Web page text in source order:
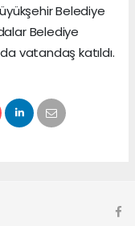
Belediye
Belediye
vatandaş katıldı.